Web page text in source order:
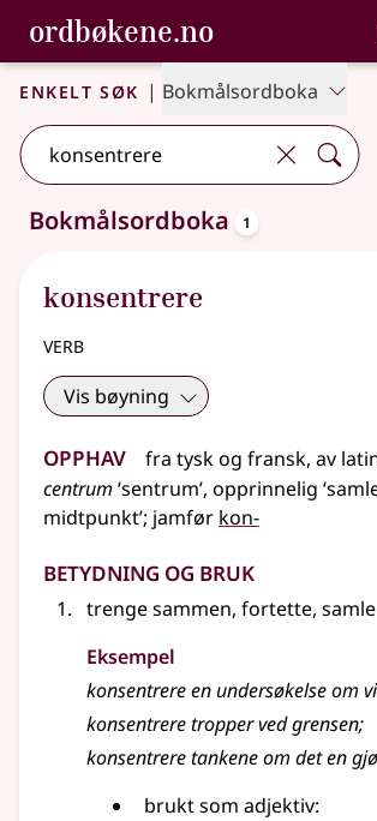
Gå til hovedinnhold
Tilgjengelighet
ordbøkene.no,
Bokmålsordboka og Nynorskordboka
Enkelt søk | Bokmålsordboka
Ett treff.Ytterligere søkeforslag tilgjengelige
Bokmålsordboka 1
konsentrere
verb
Vis bøyning
Opphav fra tyskog fransk, av
centrum ‘sentrum’, opprinnelig
midtpunkt’; jamfør kon-
Betydning og bruk
trenge sammen, fortette, samle
Eksempel
konsentrereen undersøkelse om
konsentreretropper ved grensen;
konsentrere tankene om det en
brukt som adjektiv: